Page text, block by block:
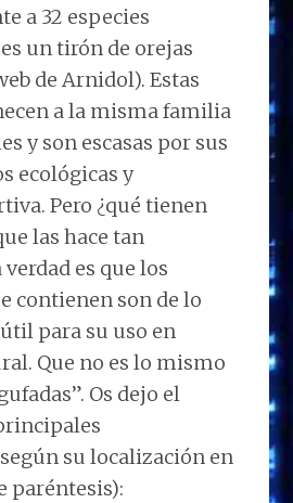
a 32 especies
un tirón de orejas
de Arnidol). Estas
a la misma familia
y son escasas por sus
ecológicas y
Pero ¿qué tienen
las hace tan
verdad es que los
contienen son de lo
para su uso en
Que no es lo mismo
Os dejo el
su localización en
paréntesis):